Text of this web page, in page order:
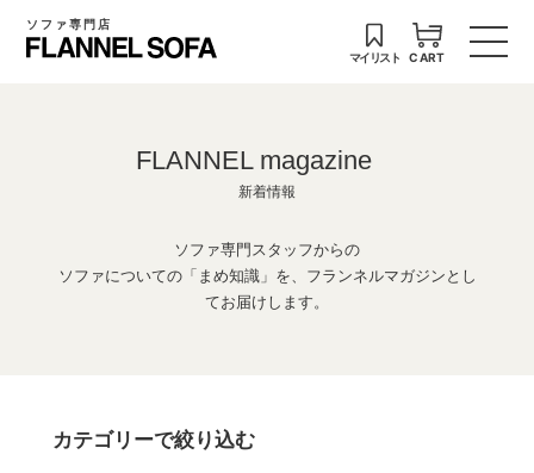
ソファ専門店
マイリスト CART
FLANNEL magazine
新着情報
ソファ専門スタッフからの
ソファについての「まめ知識」を、フランネルマガジンとし
てお届けします。
カテゴリーで絞り込む